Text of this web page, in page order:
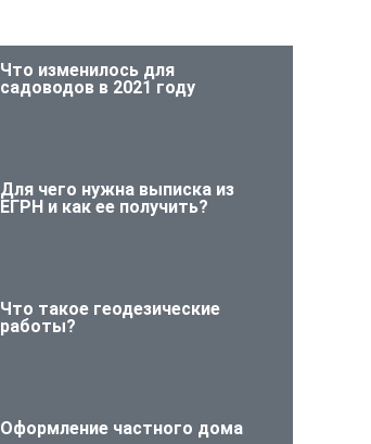
Что изменилось для
садоводов в 2021 году
Для чего нужна выписка из
ЕГРН и как ее получить?
Что такое геодезические
работы?
Оформление частного дома